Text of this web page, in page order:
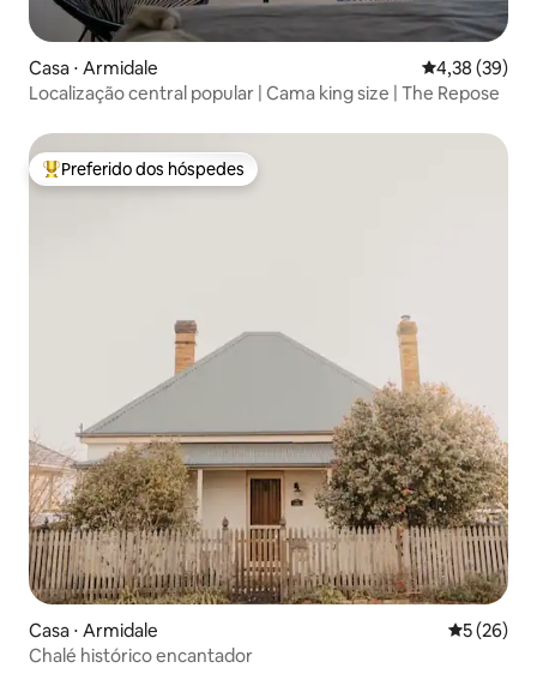
Casa ⋅ Armidale 4,38 de uma
4,38 (39)
Localização central popular | Cama king size | The Repose
Entre os melhores preferidos dos hóspedes
Preferido dos hóspedes
Casa ⋅ Armidale 5 de uma
5 (26)
Chalé histórico encantador